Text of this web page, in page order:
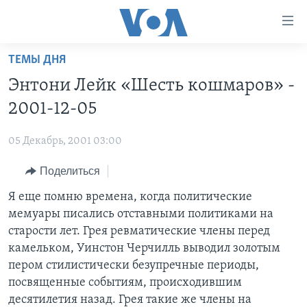
Перейти
основной
контент
навигации
Перейти
поиск
НОВОСТИ ЗА МИНУТУ
ИТОГИ
ПОЧЕМУ ЭТО ВАЖНО?
ДИСКУССИЯ VOA
ДЕТАЛИ
НЬЮ-ЙОРК NEW YORK
АМЕРИКА. БОЛЬШОЕ ПУТЕШЕСТВИЕ
УЧИМ АНГЛИЙСКИЙ
НАША АМЕРИКАНСКАЯ ИСТОРИЯ
А КАК В АМЕРИКЕ?
АРТЕФАКТЫ
АМЕРИКАНСКИЕ ГОРОДКИ
ТЕСТЫ
ЭКСПЕРТИЗА
ИНТЕРВЬЮ
ФАКТЫ ПРОТИВ ФЕЙКОВ
ЗА СВОБОДУ ПРЕССЫ
УЧИМ АНГЛИЙСКИЙ
ВИДЕО
ПОДПИСКА НА НОВОСТИ
ТЕМЫ ДНЯ
Энтони Лейк «Шесть кошмаров» -
2001-12-05
05 Декабрь, 2001 03:00
Поделиться
Я еще помню времена, когда политические
мемуары писались отставными политиками на
старости лет. Грея ревматические члены перед
камельком, Уинстон Черчилль выводил золотым
пером стилистически безупречные периоды,
посвященные событиям, происходившим
десятилетия назад. Грея такие же члены на